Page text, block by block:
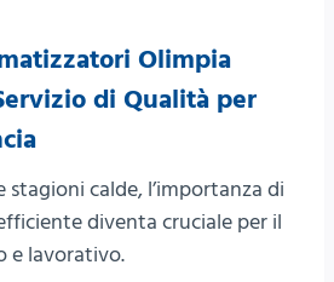
Olimpia
di Qualità per
stagioni calde, l’importanza di
diventa cruciale per il
e lavorativo.